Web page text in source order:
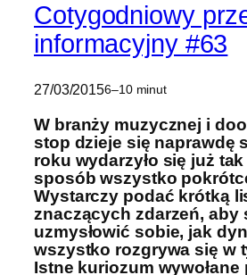
Cotygodniowy
informacyjny #63
27/03/20156–10 minut
W branży muzycznej i
stop dzieje się naprawdę
roku wydarzyło się już
sposób wszystko
Wystarczy podać krótką
znaczących zdarzeń, aby
uzmysłowić sobie, jak
wszystko rozgrywa się w
Istne kuriozum wywołane